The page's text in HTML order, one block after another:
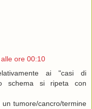
ore 00:10
ai "casi di
schema si ripeta con
tumore/cancro/termine